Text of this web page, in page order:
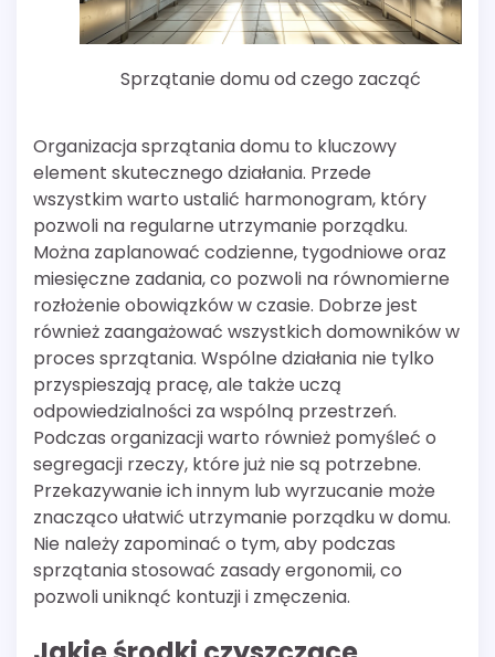
Sprzątanie domu od czego zacząć
Organizacja sprzątania domu to kluczowy
element skutecznego działania. Przede
wszystkim warto ustalić harmonogram, który
pozwoli na regularne utrzymanie porządku.
Można zaplanować codzienne, tygodniowe oraz
miesięczne zadania, co pozwoli na równomierne
rozłożenie obowiązków w czasie. Dobrze jest
również zaangażować wszystkich domowników w
proces sprzątania. Wspólne działania nie tylko
przyspieszają pracę, ale także uczą
odpowiedzialności za wspólną przestrzeń.
Podczas organizacji warto również pomyśleć o
segregacji rzeczy, które już nie są potrzebne.
Przekazywanie ich innym lub wyrzucanie może
znacząco ułatwić utrzymanie porządku w domu.
Nie należy zapominać o tym, aby podczas
sprzątania stosować zasady ergonomii, co
pozwoli uniknąć kontuzji i zmęczenia.